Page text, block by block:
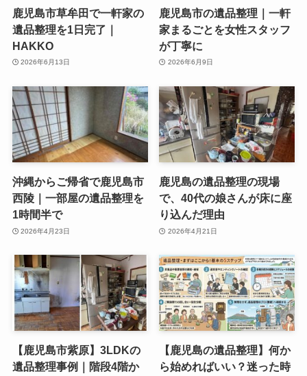
鹿児島市草牟田で一軒家の
遺品整理を1日完了｜
HAKKO
2026年6月13日
鹿児島市の遺品整理｜一軒
家まるごとを女性スタッフ
が丁寧に
2026年6月9日
沖縄からご帰省で鹿児島市
西陵｜一部屋の遺品整理を
1時間半で
2026年4月23日
鹿児島の遺品整理の現場
で、40代の娘さんが床に座
り込んだ理由
2026年4月21日
【鹿児島市紫原】3LDKの
遺品整理事例｜階段4階か
【鹿児島の遺品整理】何か
ら始めればいい？迷った時